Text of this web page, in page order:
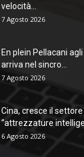
velocità...
7 Agosto 2026
En plein Pellacani
arriva nel sincro...
7 Agosto 2026
Cina, cresce il
“attrezzature
6 Agosto 2026